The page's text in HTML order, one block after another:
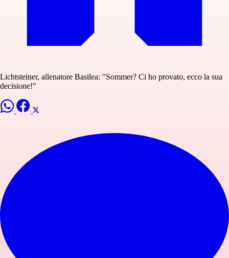
Lichtsteiner, allenatore Basilea: "Sommer? Ci ho provato, ecco la sua
decisione!"